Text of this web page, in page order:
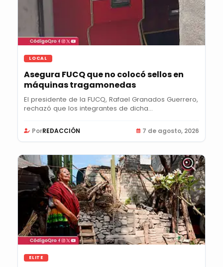
LOCAL
Asegura FUCQ que no colocó sellos en
máquinas tragamonedas
El presidente de la FUCQ, Rafael Granados Guerrero,
rechazó que los integrantes de dicha...
PorREDACCIÓN 7 de agosto, 2026
ELITE